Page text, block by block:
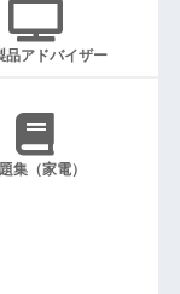
品アドバイザー
集（家電）